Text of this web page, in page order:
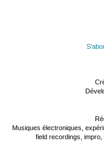
Musiques électroniques,
field recordings,